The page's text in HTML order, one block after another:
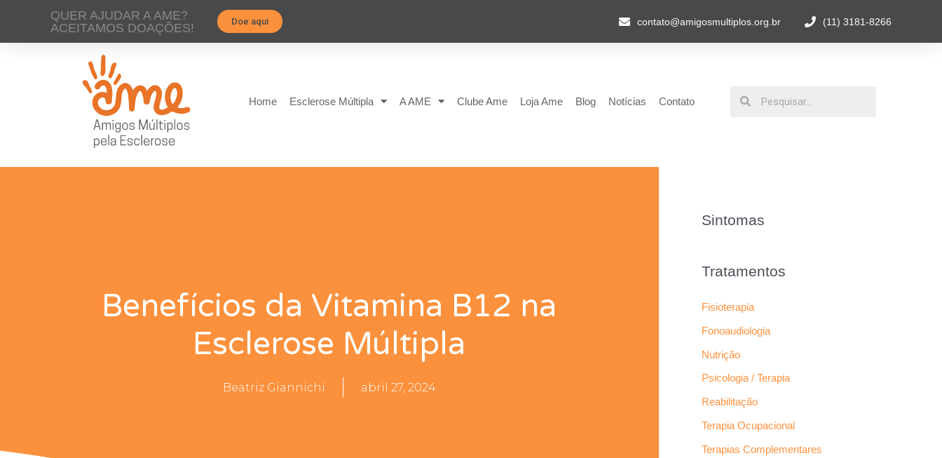
QUER AJUDAR A AME?
ACEITAMOS DOAÇÕES!
Doe aqui contato@amigosmultiplos.org.br (11) 3181-8266
Home Esclerose Múltipla A AME Clube Ame Loja Ame Blog Notícias Contato
Benefícios da Vitamina B12 na
Esclerose Múltipla
Beatriz Giannichi abril 27, 2024
Sintomas
Tratamentos
Fisioterapia
Fonoaudiologia
Nutrição
Psicologia / Terapia
Reabilitação
Terapia Ocupacional
Terapias Complementares